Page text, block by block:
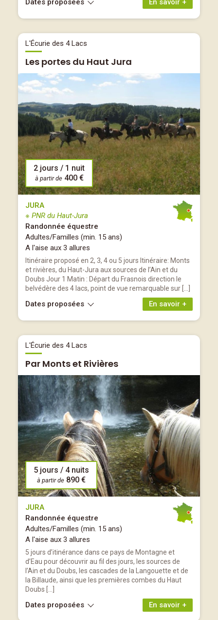
En savoir +
Dates proposées
L'Écurie des 4 Lacs
Les portes du Haut Jura
2 jours / 1 nuit
à partir de 400 €
JURA
※ PNR du Haut-Jura
Randonnée équestre
Adultes/Familles (min. 15 ans)
A l'aise aux 3 allures
Itinéraire proposé en 2, 3, 4 ou 5 jours Itinéraire: Monts
et rivières, du Haut-Jura aux sources de l’Ain et du
Doubs Jour 1 Matin : Départ du Frasnois direction le
belvédère des 4 lacs, point de vue remarquable sur […]
En savoir +
Dates proposées
L'Écurie des 4 Lacs
Par Monts et Rivières
5 jours / 4 nuits
à partir de 890 €
JURA
Randonnée équestre
Adultes/Familles (min. 15 ans)
A l'aise aux 3 allures
5 jours d’itinérance dans ce pays de Montagne et
d’Eau pour découvrir au fil des jours, les sources de
l’Ain et du Doubs, les cascades de la Langouette et de
la Billaude, ainsi que les premières combes du Haut
Doubs […]
En savoir +
Dates proposées